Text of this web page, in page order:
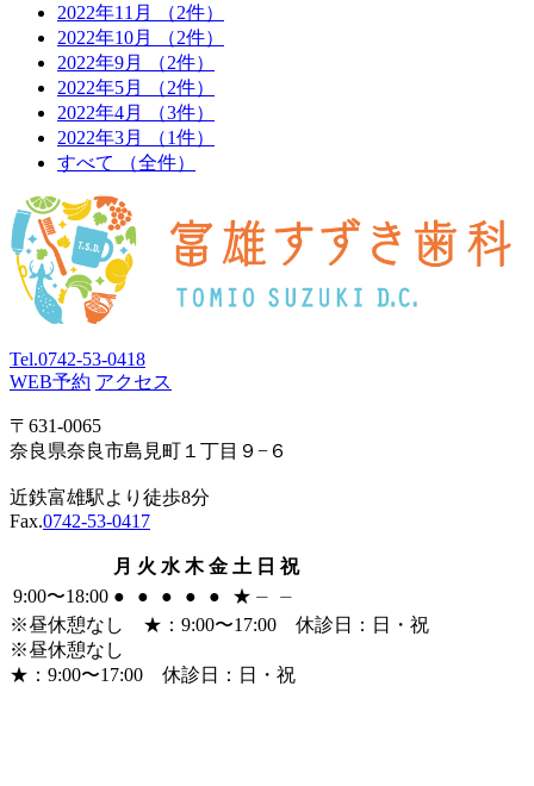
2022年11月
（2件）
2022年10月
（2件）
2022年9月
（2件）
2022年5月
（2件）
2022年4月
（3件）
2022年3月
（1件）
すべて
（全件）
Tel.0742-53-0418
WEB予約 アクセス
〒631-0065
奈良県奈良市島見町１丁目９−６
近鉄富雄駅より徒歩8分
Fax.0742-53-0417
月 火 水 木 金 土 日 祝
9:00〜18:00 ● ● ● ● ● ★ ⏤ ⏤
※昼休憩なし ★ ：9:00〜17:00 休診日：日・祝
※昼休憩なし
★ ：9:00〜17:00 休診日：日・祝